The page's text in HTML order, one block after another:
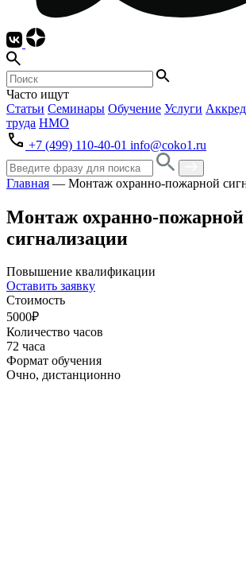
Часто ищут
Статьи Семинары Обучение Услуги
труда НМО
+7 (499) 110-40-01 info@coko1.ru
Главная — Монтаж охранно-пожарной
Монтаж охранно-пожарной
сигнализации
Повышение квалификации
Оставить заявку
Стоимость
5000₽
Количество часов
72 часа
Формат обучения
Очно, дистанционно